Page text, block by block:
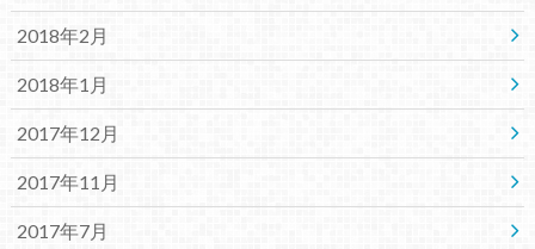
2018年2月
2018年1月
2017年12月
2017年11月
2017年7月